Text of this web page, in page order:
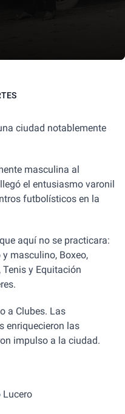
ciudad notablemente
masculina al
el entusiasmo varonil
futbolísticos en la
aquí no se practicara:
masculino, Boxeo,
y Equitación
a Clubes. Las
enriquecieron las
impulso a la ciudad.
Lucero